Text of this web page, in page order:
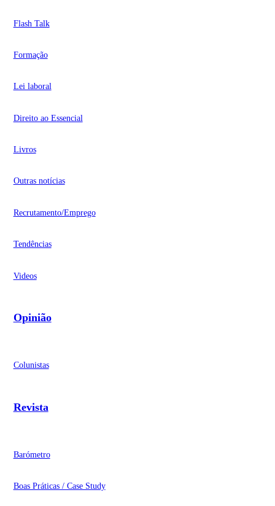
Flash Talk
Formação
Lei laboral
Direito ao Essencial
Livros
Outras notícias
Recrutamento/Emprego
Tendências
Videos
Opinião
Colunistas
Revista
Barómetro
Boas Práticas / Case Study